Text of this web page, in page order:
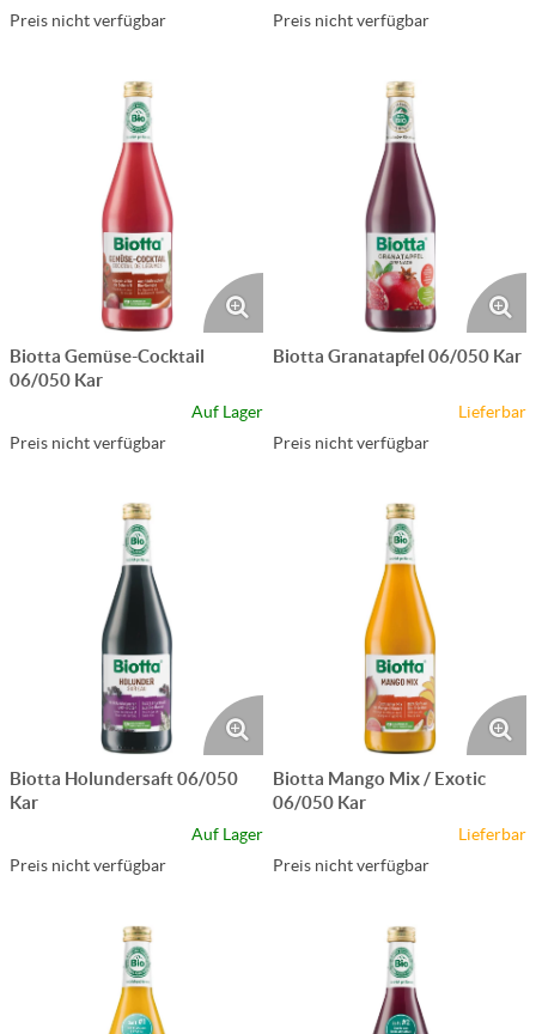
Preis nicht verfügbar
Preis nicht verfügbar
Biotta Gemüse-Cocktail
06/050 Kar
Auf Lager
Preis nicht verfügbar
Biotta Granatapfel 06/050 Kar
Lieferbar
Preis nicht verfügbar
Biotta Holundersaft 06/050
Kar
Auf Lager
Preis nicht verfügbar
Biotta Mango Mix / Exotic
06/050 Kar
Lieferbar
Preis nicht verfügbar